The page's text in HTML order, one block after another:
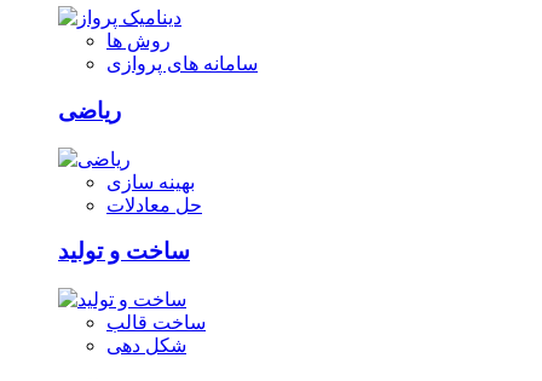
روش ها
سامانه های پروازی
ریاضی
بهینه سازی
حل معادلات
ساخت و تولید
ساخت قالب
شکل دهی